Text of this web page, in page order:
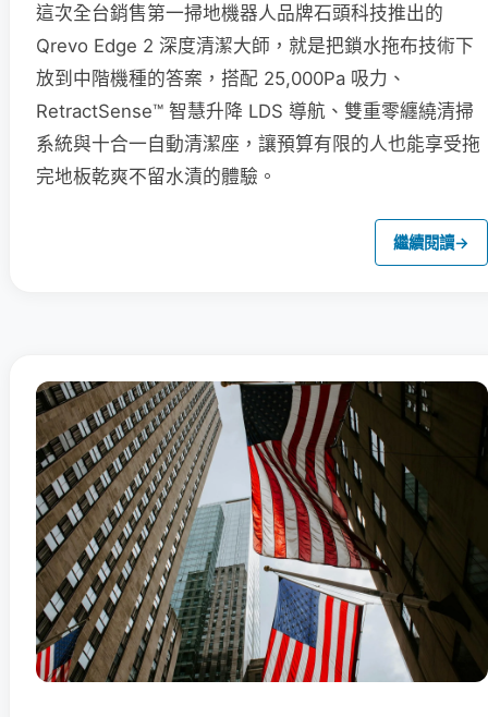
這次全台銷售第一掃地機器人品牌石頭科技推出的
Qrevo Edge 2 深度清潔大師，就是把鎖水拖布技術下
放到中階機種的答案，搭配 25,000Pa 吸力、
RetractSense™ 智慧升降 LDS 導航、雙重零纏繞清掃
系統與十合一自動清潔座，讓預算有限的人也能享受拖
完地板乾爽不留水漬的體驗。
繼續閱讀→